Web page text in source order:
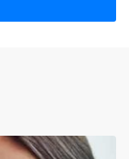
propias
devolución